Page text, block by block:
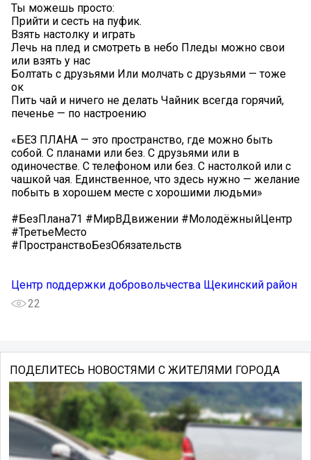
Ты можешь просто:
Прийти и сесть на пуфик.
Взять настолку и играть
Лечь на плед и смотреть в небо Пледы можно свои
или взять у нас
Болтать с друзьями Или молчать с друзьями — тоже
ок
Пить чай и ничего не делать Чайник всегда горячий,
печенье — по настроению
«БЕЗ ПЛАНА — это пространство, где можно быть
собой. С планами или без. С друзьями или в
одиночестве. С телефоном или без. С настолкой или с
чашкой чая. Единственное, что здесь нужно — желание
побыть в хорошем месте с хорошими людьми»
#БезПлана71 #МирВДвижении #МолодёжныйЦентр
#ТретьеМесто
#ПространствоБезОбязательств
Центр поддержки добровольчества Щекинский район
22
ПОДЕЛИТЕСЬ НОВОСТЯМИ С ЖИТЕЛЯМИ ГОРОДА